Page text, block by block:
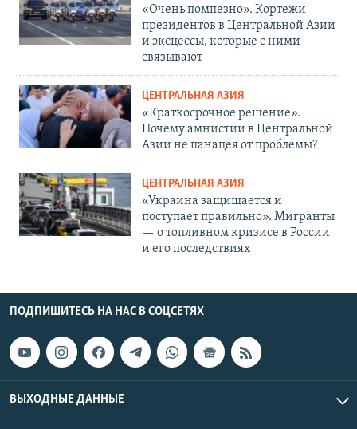
«Очень помпезно». Кортежи
президентов в Центральной Азии
и эксцессы, которые с ними
связывают
ЦЕНТРАЛЬНАЯ АЗИЯ
«Краткосрочное решение».
Почему амнистии в Центральной
Азии не панацея от проблемы?
ЦЕНТРАЛЬНАЯ АЗИЯ
«Украина защищается и
поступает правильно». Мигранты
— о топливном кризисе в России
и его последствиях
ПОДПИШИТЕСЬ НА НАС В СОЦСЕТЯХ
ВЫХОДНЫЕ ДАННЫЕ